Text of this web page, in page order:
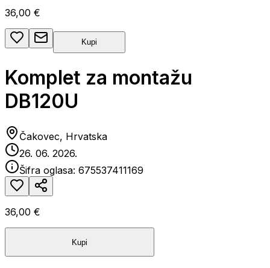
36,00 €
Kupi
Komplet za montažu
DB120U
Čakovec, Hrvatska
26. 06. 2026.
Šifra oglasa: 675537411169
36,00 €
Kupi